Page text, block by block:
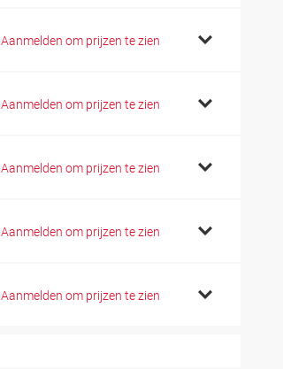
Aanmelden om prijzen te zien
Aanmelden om prijzen te zien
Aanmelden om prijzen te zien
Aanmelden om prijzen te zien
Aanmelden om prijzen te zien